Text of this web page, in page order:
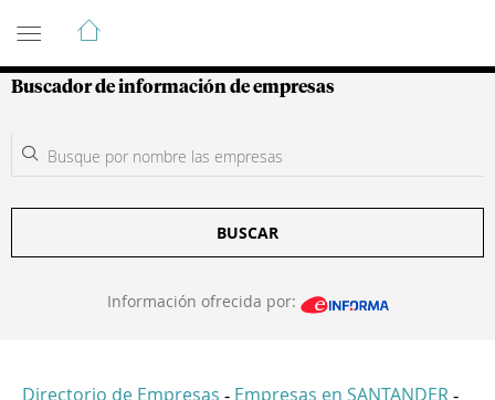
Guía de Empresas Colombianas
Buscador de información de empresas
BUSCAR
Información ofrecida por:
Directorio de Empresas - Empresas en SANTANDER -